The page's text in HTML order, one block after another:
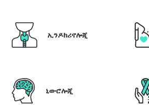
ኢንዶክሪኖሎጂ
ኒውሮሎጂ